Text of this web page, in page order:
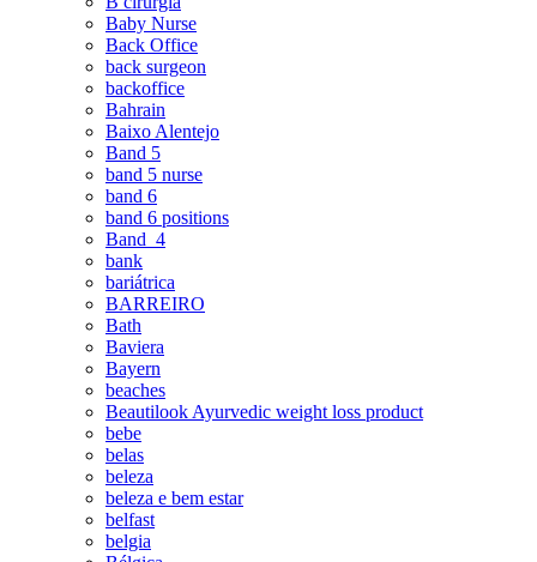
Baby Nurse
Back Office
back surgeon
backoffice
Bahrain
Baixo Alentejo
Band 5
band 5 nurse
band 6
band 6 positions
Band_4
bank
bariátrica
BARREIRO
Bath
Baviera
Bayern
beaches
Beautilook Ayurvedic weight loss product
bebe
belas
beleza
beleza e bem estar
belfast
belgia